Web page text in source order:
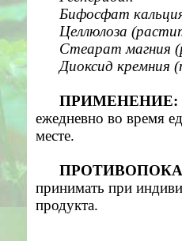
Бифосфат
Целлюлоза
Стеарат магния
Диоксид кремния
ПРИМЕНЕНИЕ:
ежедневно во время
месте.
принимать при
продукта.